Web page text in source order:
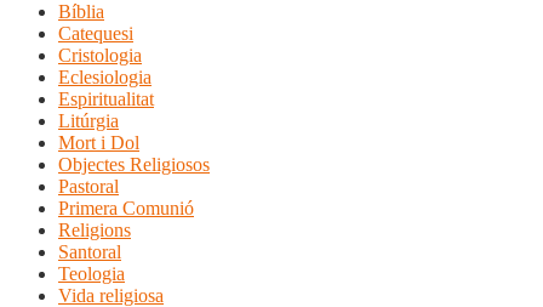
Bíblia
Catequesi
Cristologia
Eclesiologia
Espiritualitat
Litúrgia
Mort i Dol
Objectes Religiosos
Pastoral
Primera Comunió
Religions
Santoral
Teologia
Vida religiosa